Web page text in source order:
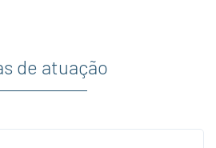
de atuação